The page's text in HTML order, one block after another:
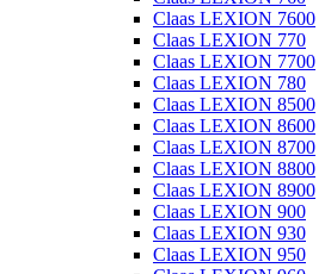
Claas LEXION 7600
Claas LEXION 770
Claas LEXION 7700
Claas LEXION 780
Claas LEXION 8500
Claas LEXION 8600
Claas LEXION 8700
Claas LEXION 8800
Claas LEXION 8900
Claas LEXION 900
Claas LEXION 930
Claas LEXION 950